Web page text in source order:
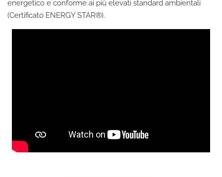
energetico e conforme ai più elevati standard ambientali
(Certificato ENERGY STAR®).